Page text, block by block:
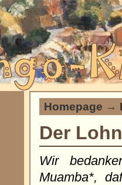
Homepage →
Der
Wir
Muamba*,